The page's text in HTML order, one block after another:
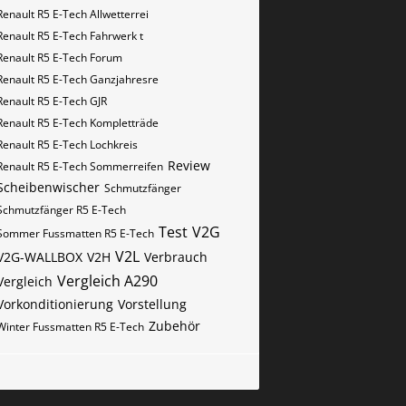
R5 E-Tech Allwetterrei
R5 E-Tech Fahrwerk t
R5 E-Tech Forum
R5 E-Tech Ganzjahresre
R5 E-Tech GJR
R5 E-Tech Kompletträde
R5 E-Tech Lochkreis
R5 E-Tech Sommerreifen Review
Schmutzfänger
R5 E-Tech
Fussmatten R5 E-Tech Test V2G
WALLBOX V2H V2L Verbrauch
Vergleich A290
Vorstellung
Fussmatten R5 E-Tech Zubehör